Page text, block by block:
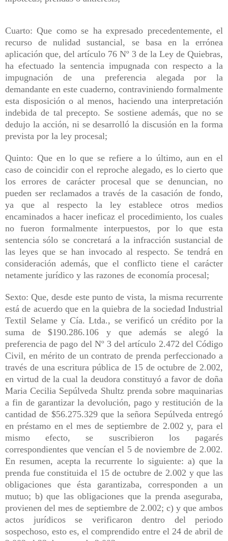
Cuarto: Que como se ha expresado precedentemente, el
recurso de nulidad sustancial, se basa en la errónea
aplicación que, del artículo 76 Nº 3 de la Ley de Quiebras,
ha efectuado la sentencia impugnada con respecto a la
impugnación de una preferencia alegada por la
demandante en este cuaderno, contraviniendo formalmente
esta disposición o al menos, haciendo una interpretación
indebida de tal precepto. Se sostiene además, que no se
dedujo la acción, ni se desarrolló la discusión en la forma
prevista por la ley procesal;
Quinto: Que en lo que se refiere a lo último, aun en el
caso de coincidir con el reproche alegado, es lo cierto que
los errores de carácter procesal que se denuncian, no
pueden ser reclamados a través de la casación de fondo,
ya que al respecto la ley establece otros medios
encaminados a hacer ineficaz el procedimiento, los cuales
no fueron formalmente interpuestos, por lo que esta
sentencia sólo se concretará a la infracción sustancial de
las leyes que se han invocado al respecto. Se tendrá en
consideración además, que el conflicto tiene el carácter
netamente jurídico y las razones de economía procesal;
Sexto: Que, desde este punto de vista, la misma recurrente
está de acuerdo que en la quiebra de la sociedad Industrial
Textil Selame y Cía. Ltda., se verificó un crédito por la
suma de $190.286.106 y que además se alegó la
preferencia de pago del Nº 3 del artículo 2.472 del Código
Civil, en mérito de un contrato de prenda perfeccionado a
través de una escritura pública de 15 de octubre de 2.002,
en virtud de la cual la deudora constituyó a favor de doña
Maria Cecilia Sepúlveda Shultz prenda sobre maquinarias
a fin de garantizar la devolución, pago y restitución de la
cantidad de $56.275.329 que la señora Sepúlveda entregó
en préstamo en el mes de septiembre de 2.002 y, para el
mismo efecto, se suscribieron los pagarés
correspondientes que vencían el 5 de noviembre de 2.002.
En resumen, acepta la recurrente lo siguiente: a) que la
prenda fue constituida el 15 de octubre de 2.002 y que las
obligaciones que ésta garantizaba, corresponden a un
mutuo; b) que las obligaciones que la prenda aseguraba,
provienen del mes de septiembre de 2.002; c) y que ambos
actos jurídicos se verificaron dentro del periodo
sospechoso, esto es, el comprendido entre el 24 de abril de